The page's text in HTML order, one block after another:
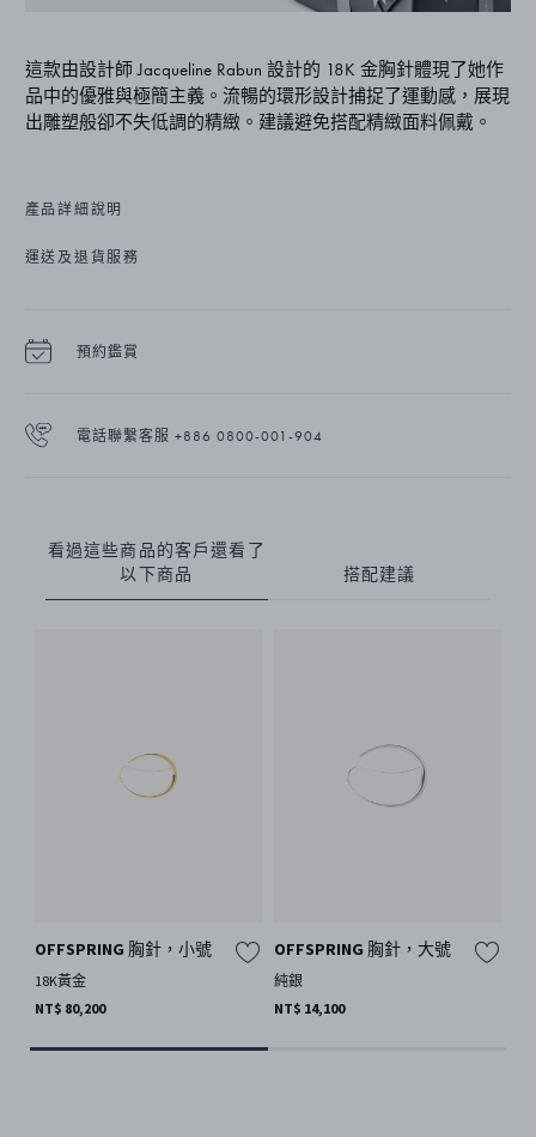
這款由設計師 Jacqueline Rabun 設計的 18K 金胸針體現了她作
品中的優雅與極簡主義。流暢的環形設計捕捉了運動感，展現
出雕塑般卻不失低調的精緻。建議避免搭配精緻面料佩戴。
產品詳細說明
運送及退貨服務
預約鑑賞
電話聯繫客服 +886 0800-001-904
看過這些商品的客戶還看了
以下商品
搭配建議
OFFSPRING 胸針，小號
18K黃金
NT$ 80,200
OFFSPRING 胸針，大號
純銀
NT$ 14,100